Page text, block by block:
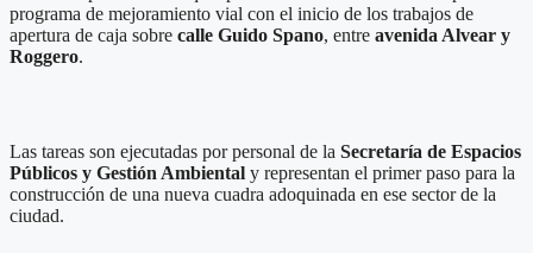
programa de mejoramiento vial con el inicio de los trabajos de
apertura de caja sobre calle Guido Spano, entre avenida Alvear y
Roggero.
Las tareas son ejecutadas por personal de la Secretaría de Espacios
Públicos y Gestión Ambiental y representan el primer paso para la
construcción de una nueva cuadra adoquinada en ese sector de la
ciudad.